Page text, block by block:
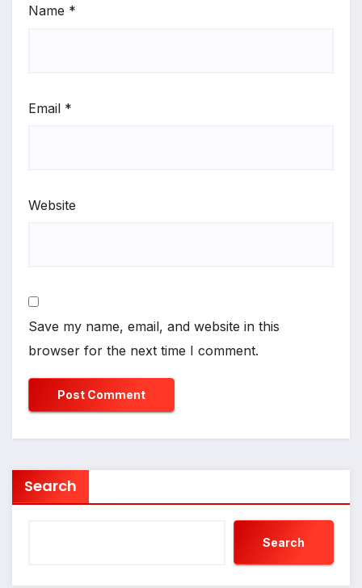
Name *
Email *
Website
Save my name, email, and website in this
browser for the next time I comment.
Search
Search